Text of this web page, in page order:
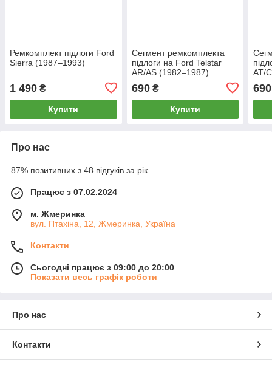
Ремкомплект підлоги Ford
Sierra (1987–1993)
1 490 ₴
Купити
Сегмент ремкомплекта
підлоги на Ford Telstar
AR/AS (1982–1987)
690₴
Купити
AT/
690
Про нас
87% позитивних з 48 відгуків за рік
Працює з 07.02.2024
м. Жмеринка
вул. Птахіна, 12, Жмеринка, Україна
Контакти
Сьогодні працює з 09:00 до 20:00
Показати весь графік роботи
Про нас
Контакти